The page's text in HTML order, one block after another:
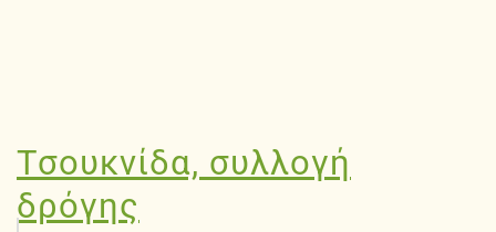
Τσουκνίδα, συλλογή
δρόγης